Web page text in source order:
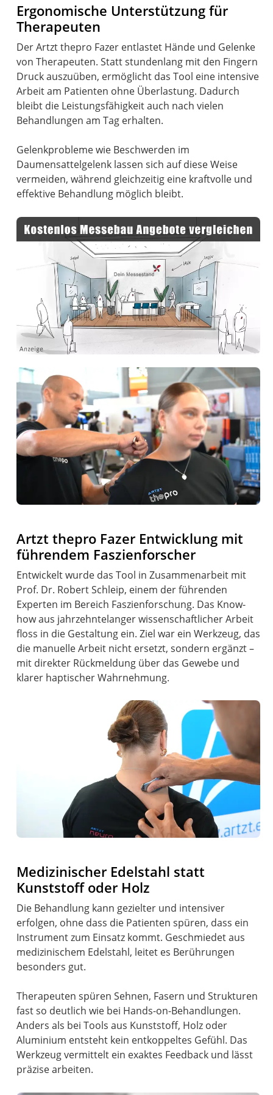
Ergonomische Unterstützung für
Therapeuten
Der Artzt thepro Fazer entlastet Hände und Gelenke
von Therapeuten. Statt stundenlang mit den Fingern
Druck auszuüben, ermöglicht das Tool eine intensive
Arbeit am Patienten ohne Überlastung. Dadurch
bleibt die Leistungsfähigkeit auch nach vielen
Behandlungen am Tag erhalten.
Gelenkprobleme wie Beschwerden im
Daumensattelgelenk lassen sich auf diese Weise
vermeiden, während gleichzeitig eine kraftvolle und
effektive Behandlung möglich bleibt.
Artzt thepro Fazer Entwicklung mit
führendem Faszienforscher
Entwickelt wurde das Tool in Zusammenarbeit mit
Prof. Dr. Robert Schleip, einem der führenden
Experten im Bereich Faszienforschung. Das Know-
how aus jahrzehntelanger wissenschaftlicher Arbeit
floss in die Gestaltung ein. Ziel war ein Werkzeug, das
die manuelle Arbeit nicht ersetzt, sondern ergänzt –
mit direkter Rückmeldung über das Gewebe und
klarer haptischer Wahrnehmung.
Medizinischer Edelstahl statt
Kunststoff oder Holz
Die Behandlung kann gezielter und intensiver
erfolgen, ohne dass die Patienten spüren, dass ein
Instrument zum Einsatz kommt. Geschmiedet aus
medizinischem Edelstahl, leitet es Berührungen
besonders gut.
Therapeuten spüren Sehnen, Fasern und Strukturen
fast so deutlich wie bei Hands-on-Behandlungen.
Anders als bei Tools aus Kunststoff, Holz oder
Aluminium entsteht kein entkoppeltes Gefühl. Das
Werkzeug vermittelt ein exaktes Feedback und lässt
präzise arbeiten.